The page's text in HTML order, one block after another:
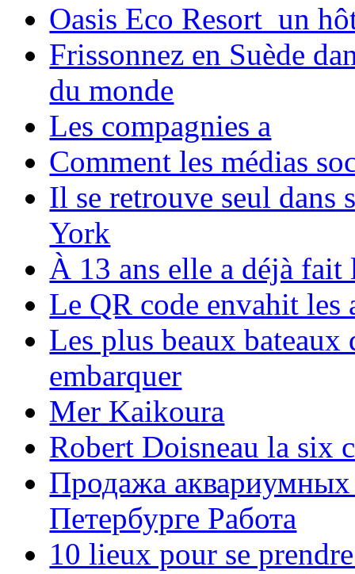
Oasis Eco Resort un
Frissonnez en Suède
du monde
Les compagnies a
Comment les médias
Il se retrouve seul dans
York
À 13 ans elle a déjà
Le QR code envahit les
Les plus beaux bateaux
embarquer
Mer Kaikoura
Robert Doisneau la six
Продажа аквариумных
Петербурге Работа
10 lieux pour se